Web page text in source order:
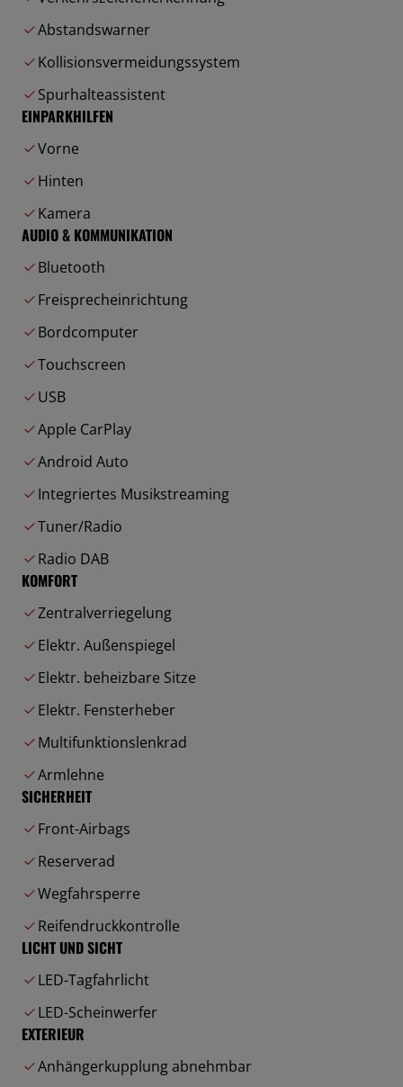
Abstandswarner
Kollisionsvermeidungssystem
Spurhalteassistent
EINPARKHILFEN
Vorne
Hinten
Kamera
AUDIO & KOMMUNIKATION
Bluetooth
Freisprecheinrichtung
Bordcomputer
Touchscreen
USB
Apple CarPlay
Android Auto
Integriertes Musikstreaming
Tuner/Radio
Radio DAB
KOMFORT
Zentralverriegelung
Elektr. Außenspiegel
Elektr. beheizbare Sitze
Elektr. Fensterheber
Multifunktionslenkrad
Armlehne
SICHERHEIT
Front-Airbags
Reserverad
Wegfahrsperre
Reifendruckkontrolle
LICHT UND SICHT
LED-Tagfahrlicht
LED-Scheinwerfer
EXTERIEUR
Anhängerkupplung abnehmbar